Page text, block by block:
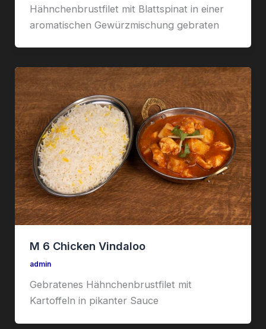
Hähnchenbrustfilet mit Blattspinat in einer
aromatischen Gewürzmischung gebraten
M 6 Chicken Vindaloo
admin
Gebratenes Hähnchenbrustfilet mit
Kartoffeln in pikanter Sauce